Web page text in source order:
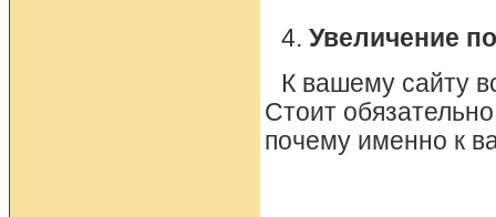
4. Увеличение
К вашему сайту
Стоит
почему именно к